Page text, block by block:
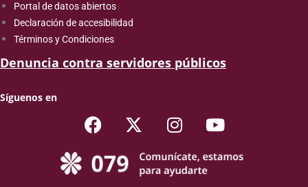
Portal de datos abiertos
Declaración de accesibilidad
Términos y Condiciones
Denuncia contra servidores públicos
Síguenos en